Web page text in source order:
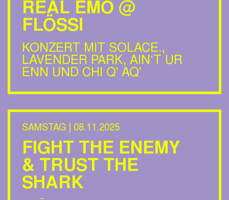
REAL EMO @
FLÖSSI
KONZERT MIT SOLACE.,
LAVENDER PARK, AIN‘T UR
ENN UND CHI Q' AQ'
SAMSTAG | 08.11.2025
FIGHT THE ENEMY
& TRUST THE
SHARK